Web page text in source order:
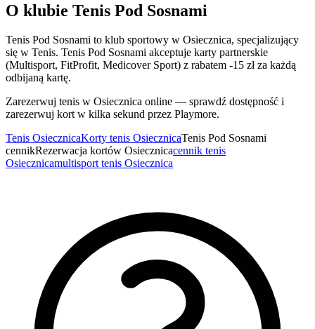
O klubie Tenis Pod Sosnami
Tenis Pod Sosnami to klub sportowy w Osiecznica, specjalizujący
się w Tenis. Tenis Pod Sosnami akceptuje karty partnerskie
(Multisport, FitProfit, Medicover Sport) z rabatem -15 zł za każdą
odbijaną kartę.
Zarezerwuj tenis w Osiecznica online — sprawdź dostępność i
zarezerwuj kort w kilka sekund przez Playmore.
Tenis OsiecznicaKorty tenis OsiecznicaTenis Pod Sosnami
cennikRezerwacja kortów Osiecznicacennik tenis
Osiecznicamultisport tenis Osiecznica